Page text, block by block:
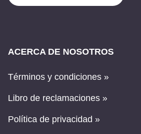
ACERCA DE NOSOTROS
Términos y condiciones »
Libro de reclamaciones »
Política de privacidad »